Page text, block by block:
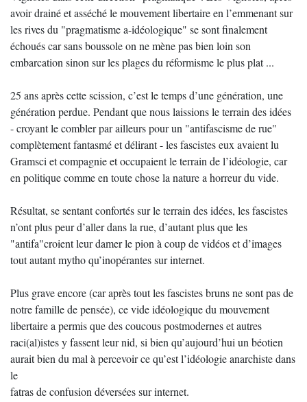
avoir drainé et asséché le mouvement libertaire en l’emmenant sur
les rives du "pragmatisme a-idéologique" se sont finalement
échoués car sans boussole on ne mène pas bien loin son
embarcation sinon sur les plages du réformisme le plus plat ...
25 ans après cette scission, c’est le temps d’une génération, une
génération perdue. Pendant que nous laissions le terrain des idées
- croyant le combler par ailleurs pour un "antifascisme de rue"
complètement fantasmé et délirant - les fascistes eux avaient lu
Gramsci et compagnie et occupaient le terrain de l’idéologie, car
en politique comme en toute chose la nature a horreur du vide.
Résultat, se sentant confortés sur le terrain des idées, les fascistes
n’ont plus peur d’aller dans la rue, d’autant plus que les
"antifa"croient leur damer le pion à coup de vidéos et d’images
tout autant mytho qu’inopérantes sur internet.
Plus grave encore (car après tout les fascistes bruns ne sont pas de
notre famille de pensée), ce vide idéologique du mouvement
libertaire a permis que des coucous postmodernes et autres
raci(al)istes y fassent leur nid, si bien qu’aujourd’hui un béotien
aurait bien du mal à percevoir ce qu’est l’idéologie anarchiste dans
le
fatras de confusion déversées sur internet.